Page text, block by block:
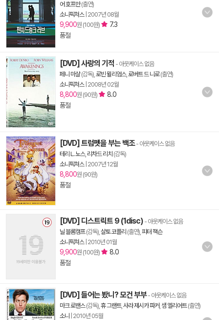
어 호프만(출연)
소니픽쳐스| 2007년 08월
9,900원 (100원)
7.3
품절
[DVD] 사랑의 기적 - 아웃케이스 없음
페니 마샬(감독), 로빈 윌리엄스, 로버트 드 니로(출연)
소니픽쳐스| 2008년 02월
8,800원 (90원)
8.0
품절
[DVD] 트럼펫을 부는 백조- 아웃케이스 없음
테리 L. 노스, 리차드 리치 (감독)
소니픽쳐스| 2007년 12월
8,800원 (90원)
품절
[DVD] 디스트릭트 9 (1disc) - 아웃케이스 없음
닐 블롬캠프(감독), 샬토 코플리 (출연), 피터 잭슨
소니픽쳐스| 2010년 01월
9,900원 (100원)
8.0
품절
[DVD] 들어는 봤니? 모건 부부- 아웃케이스 없음
마크 로랜스(감독), 휴 그랜트, 사라 제시카 파커 샘 엘리어트(출연)
소니
2010년 05월